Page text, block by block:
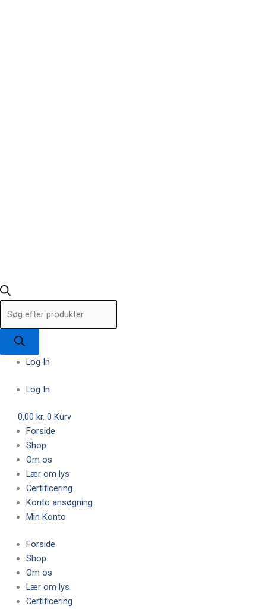
Log In
Log In
0,00 kr. 0 Kurv
Forside
Shop
Om os
Lær om lys
Certificering
Konto ansøgning
Min Konto
Forside
Shop
Om os
Lær om lys
Certificering